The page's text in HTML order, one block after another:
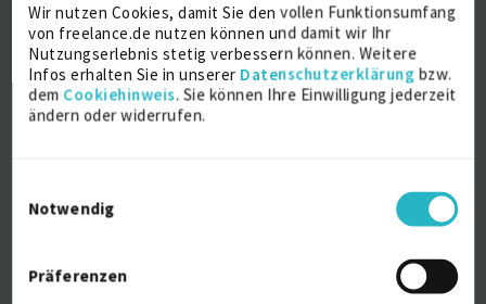
Wir nutzen Cookies, damit Sie den vollen Funktionsumfang
von freelance.de nutzen können und damit wir Ihr
Nutzungserlebnis stetig verbessern können. Weitere
Infos erhalten Sie in unserer Datenschutzerklärung bzw.
dem Cookiehinweis. Sie können Ihre Einwilligung jederzeit
ändern oder widerrufen.
Notwendig
Präferenzen
Systems Engineering
19 J.
Infrastrukturarchitektur
11 J. IT-Spezialist 8 J.
Verfügbarkeit einsehen
12 Referenzen